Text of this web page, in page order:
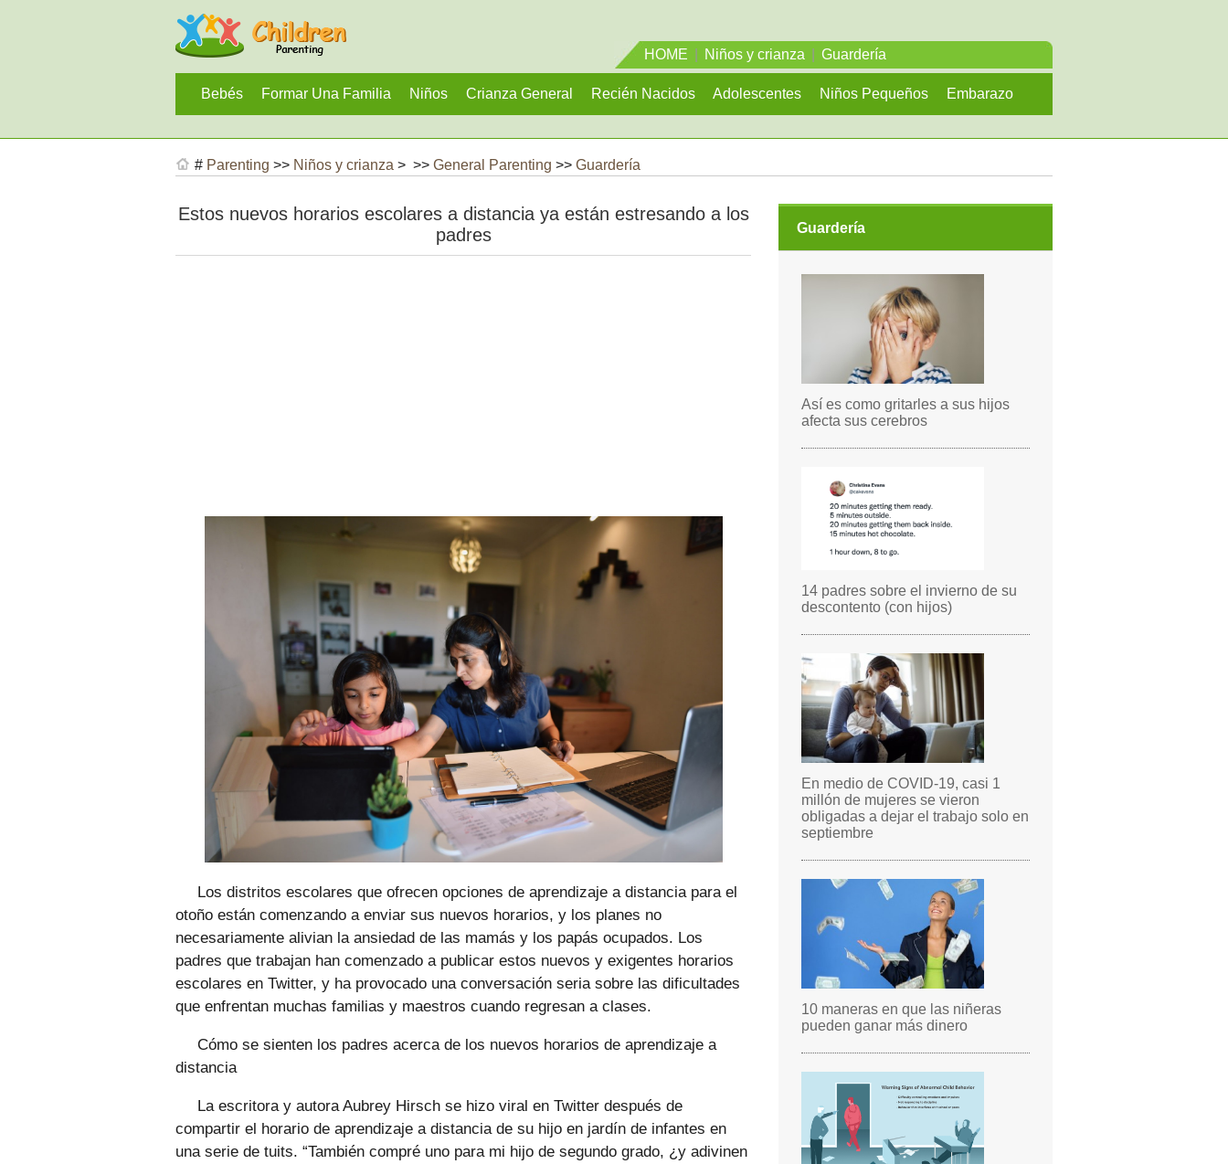
HOME Niños y crianza Guardería
Bebés Formar Una Familia Niños Crianza General Recién Nacidos Adolescentes Niños Pequeños Embarazo
# Parenting >> Niños y crianza > >> General Parenting >> Guardería
Estos nuevos horarios escolares a distancia ya están estresando a los
padres
Los distritos escolares que ofrecen opciones de aprendizaje a distancia para el
otoño están comenzando a enviar sus nuevos horarios, y los planes no
necesariamente alivian la ansiedad de las mamás y los papás ocupados. Los
padres que trabajan han comenzado a publicar estos nuevos y exigentes horarios
escolares en Twitter, y ha provocado una conversación seria sobre las dificultades
que enfrentan muchas familias y maestros cuando regresan a clases.
Cómo se sienten los padres acerca de los nuevos horarios de aprendizaje a
distancia
La escritora y autora Aubrey Hirsch se hizo viral en Twitter después de
compartir el horario de aprendizaje a distancia de su hijo en jardín de infantes en
una serie de tuits. “También compré uno para mi hijo de segundo grado, ¿y adivinen
Guardería
Así es como gritarles a sus hijos
afecta sus cerebros
14 padres sobre el invierno de su
descontento (con hijos)
En medio de COVID-19, casi 1
millón de mujeres se vieron
obligadas a dejar el trabajo solo en
septiembre
10 maneras en que las niñeras
pueden ganar más dinero